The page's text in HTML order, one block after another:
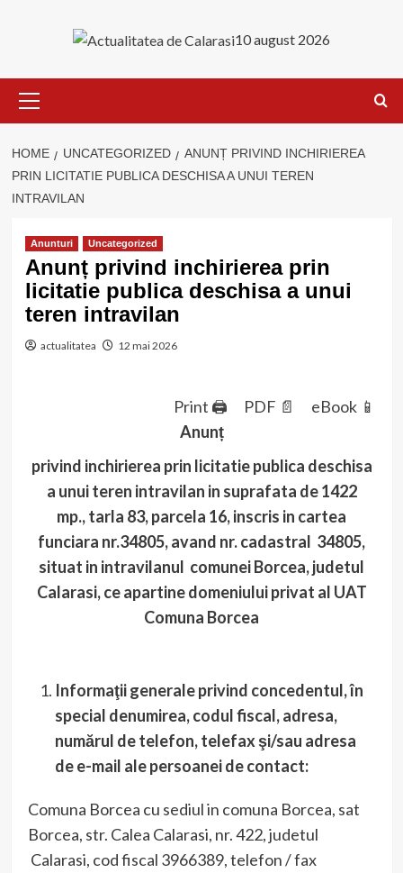
10 august 2026
Menu
HOME UNCATEGORIZED
ANUNȚ PRIVIND INCHIRIEREA
PRIN LICITATIE PUBLICA DESCHISA A UNUI TEREN
INTRAVILAN
Anunturi Uncategorized
Anunț privind inchirierea prin
licitatie publica deschisa a unui
teren intravilan
actualitatea 12 mai 2026
Print 🖨 PDF 📄
eBook 📱
Anunț
privind inchirierea prin licitatie publica deschisa
a unui teren intravilan in suprafata de 1422
mp.,tarla 83, parcela 16, inscris in cartea
funciara nr.34805, avand nr. cadastral 34805,
situat in intravilanul comunei Borcea, judetul
Calarasi, ce apartine domeniului privat al UAT
Comuna Borcea
Informaţii generale privind concedentul, în
special denumirea, codul fiscal, adresa,
numărul de telefon, telefax şi/sau adresa
de e-mail ale persoanei de contact:
Comuna Borcea cu sediul in comuna Borcea, sat
Borcea, str. Calea Calarasi, nr. 422, judetul
Calarasi, cod fiscal 3966389, telefon / fax